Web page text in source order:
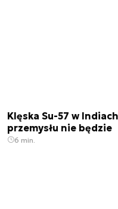
Klęska Su-57 w
przemysłu nie będzie
6 min.